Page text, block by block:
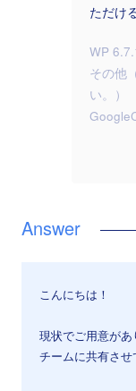
ただけ
WP
その他
い。）
こんにちは！
現状でご用意が
チームに共有させ